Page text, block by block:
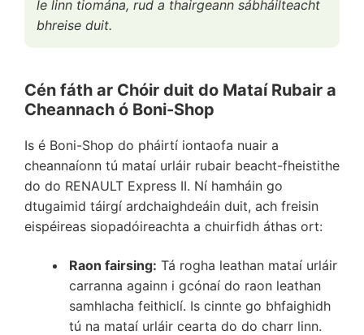
le linn tiomána, rud a thairgeann sábháilteacht
bhreise duit.
Cén fáth ar Chóir duit do Mataí Rubair a
Cheannach ó Boni-Shop
Is é Boni-Shop do pháirtí iontaofa nuair a
cheannaíonn tú mataí urláir rubair beacht-fheistithe
do do RENAULT Express II. Ní hamháin go
dtugaimid táirgí ardchaighdeáin duit, ach freisin
eispéireas siopadóireachta a chuirfidh áthas ort:
Raon fairsing: Tá rogha leathan mataí urláir
carranna againn i gcónaí do raon leathan
samhlacha feithiclí. Is cinnte go bhfaighidh
tú na mataí urláir cearta do do charr linn.